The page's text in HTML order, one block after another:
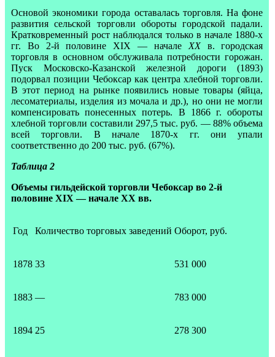
Основой экономики города оставалась торговля. На фоне
раз­вития сельской торговли обороты городской падали.
Кратковременный рост наблюдался только в начале 1880-х
гг. Во 2-й половине XIX — начале XXв. городская
торговля в основном обслуживала потребности горожан.
Пуск Московско-Казанской железной дороги (1893)
подорвал позиции Чебок­сар как центра хлебной торговли.
В этот период на рынке появились но­вые товары (яйца,
лесоматериалы, изделия из мочала и др.), но они не могли
компенсировать понесенных потерь. В 1866 г. обороты
хлебной тор­говли составили 297,5 тыс. руб. — 88% объема
всей торговли. В начале 1870-х гг. они упали
соответственно до 200 тыс. руб. (67%).
Таблица 2
Объемы гильдейской торговли Чебоксар во 2-й
половине XIX — начале XX вв.
Год Количество торговых заведений Оборот, руб.
1878 33 531 000
1883 — 783 000
1894 25 278 300